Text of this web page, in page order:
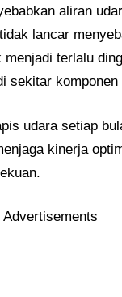
aliran
lancar
menjadi terlalu
sekitar komponen
udara setiap
kinerja
Advertisements